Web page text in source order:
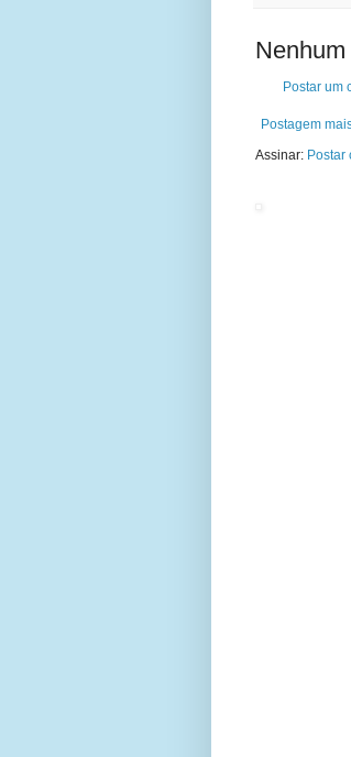
Postar um
Postagem
Assinar: Postar